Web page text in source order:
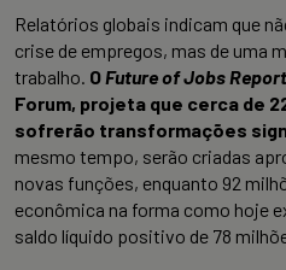
Relatórios globais indicam que
crise de empregos, mas de uma
trabalho. OFuture of Jobs
Forum, projeta que cerca de
sofrerão transformações
mesmo tempo, serão criadas
novas funções, enquanto 92
econômica na forma como hoje
saldo líquido positivo de 78